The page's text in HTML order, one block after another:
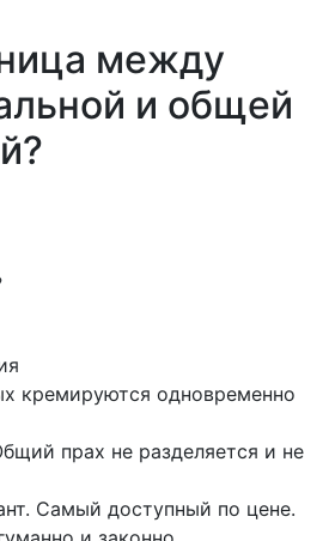
между
и общей
кремируются одновременно
прах не разделяется и не
Самый доступный по цене.